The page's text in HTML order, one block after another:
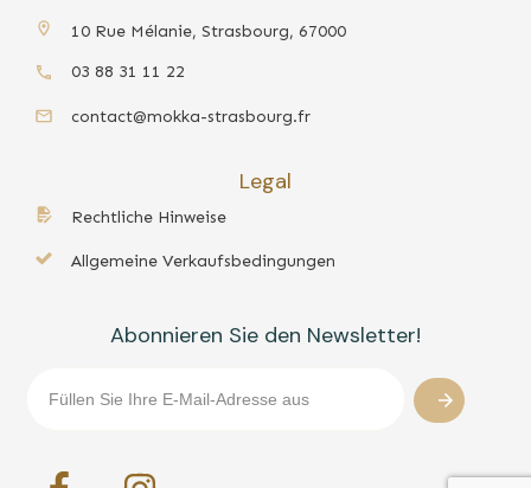
10 Rue Mélanie, Strasbourg, 67000
03 88 31 11 22
contact@mokka-strasbourg.fr
Legal
Rechtliche Hinweise
Allgemeine Verkaufsbedingungen
Abonnieren Sie den Newsletter!